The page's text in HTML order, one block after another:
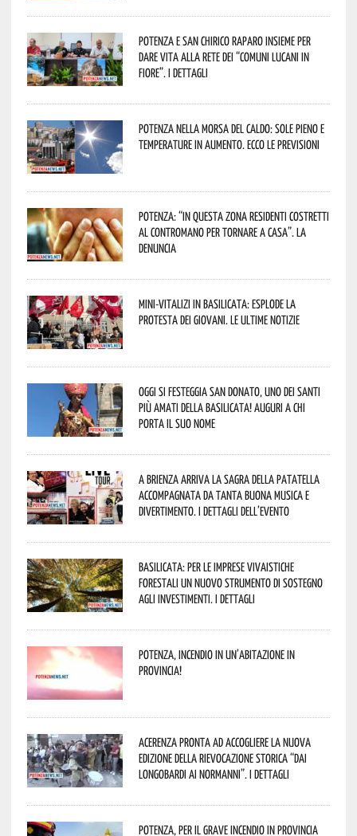
Potenza e San Chirico Raparo insieme per
dare vita alla rete dei “Comuni Lucani in
Fiore”. I dettagli
Potenza nella morsa del caldo: sole pieno e
temperature in aumento. Ecco le previsioni
Potenza: “In questa zona residenti costretti
al contromano per tornare a casa”. La
denuncia
Mini-vitalizi in Basilicata: esplode la
protesta dei giovani. Le ultime notizie
Oggi si festeggia San Donato, uno dei Santi
più amati della Basilicata! Auguri a chi
porta il suo nome
A Brienza arriva la Sagra della Patatella
accompagnata da tanta buona musica e
divertimento. I dettagli dell’evento
Basilicata: per le imprese vivaistiche
forestali un nuovo strumento di sostegno
agli investimenti. I dettagli
Potenza, incendio in un’abitazione in
provincia!
Acerenza pronta ad accogliere la nuova
edizione della rievocazione storica “Dai
Longobardi ai Normanni”. I dettagli
Potenza, per il grave incendio in Provincia